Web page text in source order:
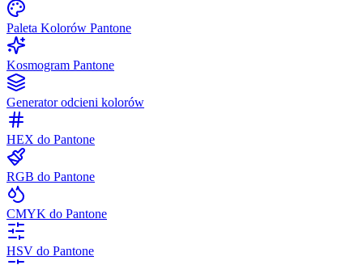
Paleta Kolorów Pantone
Kosmogram Pantone
Generator odcieni kolorów
HEX do Pantone
RGB do Pantone
CMYK do Pantone
HSV do Pantone